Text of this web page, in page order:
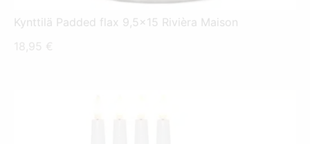
Kynttilä Padded flax 9,5x15 Rivièra Maison
18,95 €